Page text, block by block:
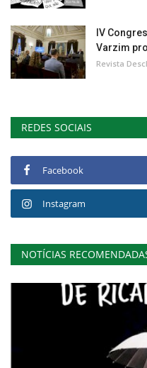
IV
Varzim
Revista
REDES SOCIAIS
Facebook
Instagram
NOTÍCIAS